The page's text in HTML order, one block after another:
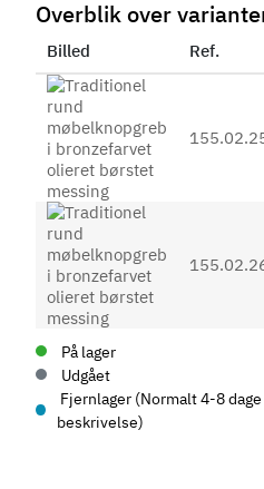
Overblik over
Billed Ref.
På lager
Udgået
Fjernlager (Normalt 4-8
beskrivelse)